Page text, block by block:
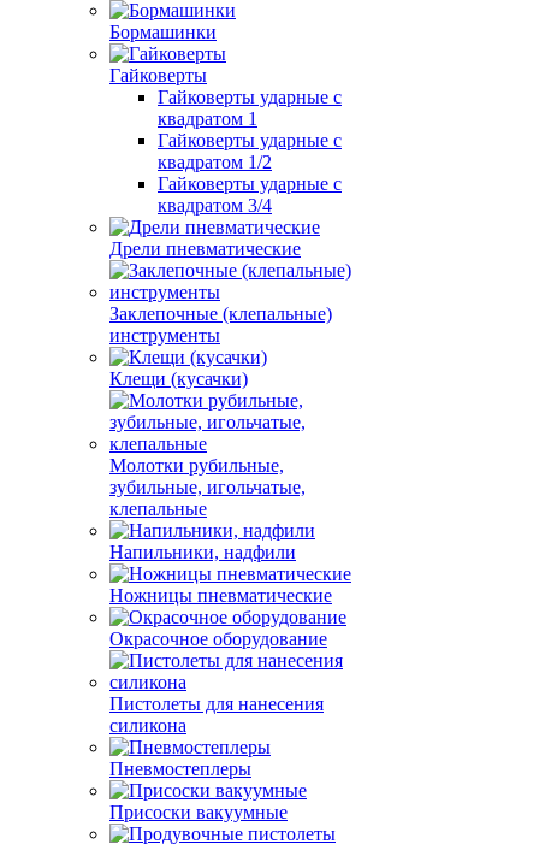
Бормашинки
Гайковерты
Гайковерты ударные с
квадратом 1
Гайковерты ударные с
квадратом 1/2
Гайковерты ударные с
квадратом 3/4
Дрели пневматические
Заклепочные (клепальные)
инструменты
Клещи (кусачки)
Молотки рубильные,
зубильные, игольчатые,
клепальные
Напильники, надфили
Ножницы пневматические
Окрасочное оборудование
Пистолеты для нанесения
силикона
Пневмостеплеры
Присоски вакуумные